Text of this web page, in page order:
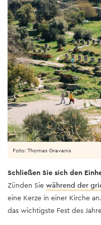
Schließen Sie sich den
Zünden Sie während der
eine Kerze in einer Kirche
das wichtigste Fest des
Foto: Thomas Gravanis